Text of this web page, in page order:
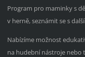
Program pro maminky s
v herně, seznámit se s
Nabízíme možnost
na hudební nástroje nebo